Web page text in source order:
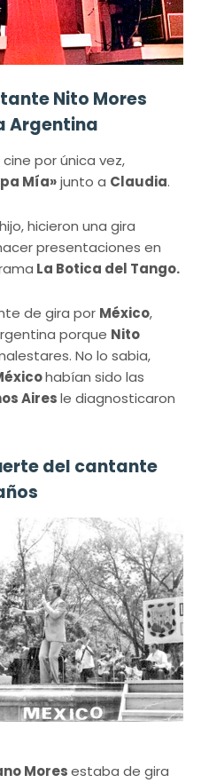
Nito Mores
Argentina
por única vez,
Mía»junto a Claudia.
hicieron una gira
presentaciones en
La Botica del Tango.
de gira por México,
porque Nito
No lo sabia,
habían sido las
Airesle diagnosticaron
del cantante
Moresestaba de gira